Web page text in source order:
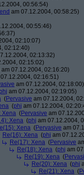
00:56:54)
am 07.12.2004, 00:58:25)
00:55:46)
02:10:07)
02:12:40)
02:13:32)
02:15:02)
am 07.12.2004, 02:16:20)
02:16:51)
am 07.12.2004, 02:18:00)
phj am 07.12.2004, 02:19:05)
(Pervasive am 07.12.2004,
(phj am 07.12.2004,
Xena (Pervasive am
Xena (phj am 07.12.2004,
Xena (Pervasive am
Re(16): Xena (phj am
Re(17): Xena (Pervasive
Re(18): Xena (phj am
Re(19): Xena (
Re(20): Xena (phj
Re(21): Xena (